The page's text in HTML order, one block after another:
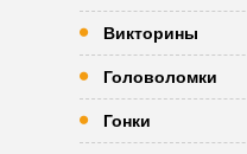
Викторины
Головоломки
Гонки